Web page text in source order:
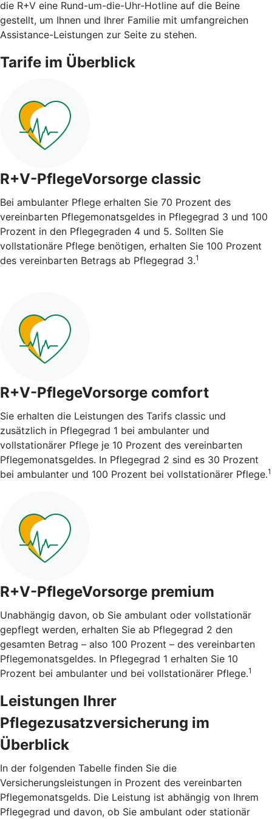
die R+V eine Rund-um-die-Uhr-Hotline auf die Beine
gestellt, um Ihnen und Ihrer Familie mit umfangreichen
Assistance-Leistungen zur Seite zu stehen.
Tarife im Überblick
R+V-PflegeVorsorge classic
Bei ambulanter Pflege erhalten Sie 70 Prozent des
vereinbarten Pflegemonatsgeldes in Pflegegrad 3 und 100
Prozent in den Pflegegraden 4 und 5. Sollten Sie
vollstationäre Pflege benötigen, erhalten Sie 100 Prozent
des vereinbarten Betrags ab Pflegegrad 3.1
R+V-PflegeVorsorge comfort
Sie erhalten die Leistungen des Tarifs classic und
zusätzlich in Pflegegrad 1 bei ambulanter und
vollstationärer Pflege je 10 Prozent des vereinbarten
Pflegemonatsgeldes. In Pflegegrad 2 sind es 30 Prozent
bei ambulanter und 100 Prozent bei vollstationärer Pflege.1
R+V-PflegeVorsorge premium
Unabhängig davon, ob Sie ambulant oder vollstationär
gepflegt werden, erhalten Sie ab Pflegegrad 2 den
gesamten Betrag – also 100 Prozent – des vereinbarten
Pflegemonatsgeldes. In Pflegegrad 1 erhalten Sie 10
Prozent bei ambulanter und bei vollstationärer Pflege.1
Leistungen Ihrer
Pflegezusatzversicherung im
Überblick
In der folgenden Tabelle finden Sie die
Versicherungsleistungen in Prozent des vereinbarten
Pflegemonatsgelds. Die Leistung ist abhängig von Ihrem
Pflegegrad und davon, ob Sie ambulant oder stationär